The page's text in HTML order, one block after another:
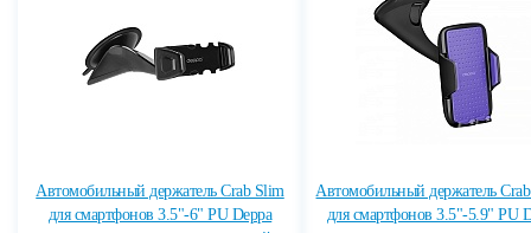
Автомобильный держатель Crab Slim
для смартфонов 3.5"-6" PU Deppa
Автомобильный держатель
для смартфонов 3.5"-5.9" PU